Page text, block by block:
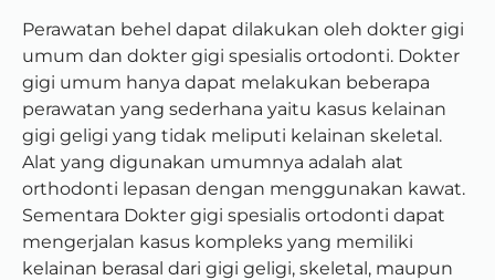
Perawatan behel dapat dilakukan oleh dokter gigi
umum dan dokter gigi spesialis ortodonti. Dokter
gigi umum hanya dapat melakukan beberapa
perawatan yang sederhana yaitu kasus kelainan
gigi geligi yang tidak meliputi kelainan skeletal.
Alat yang digunakan umumnya adalah alat
orthodonti lepasan dengan menggunakan kawat.
Sementara Dokter gigi spesialis ortodonti dapat
mengerjalan kasus kompleks yang memiliki
kelainan berasal dari gigi geligi, skeletal, maupun